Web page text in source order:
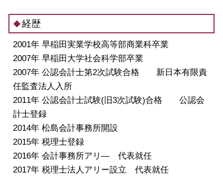
経歴
2001年 早稲田実業学校高等部商業科卒業
2007年 早稲田大学社会科学部卒業
2007年 公認会計士第2次試験合格 新日本有限責
任監査法人入所
2011年 公認会計士試験(旧3次試験)合格 公認会
計士登録
2014年 松島会計事務所開設
2015年 税理士登録
2016年 会計事務所アリ― 代表就任
2017年 税理士法人アリー設立 代表就任